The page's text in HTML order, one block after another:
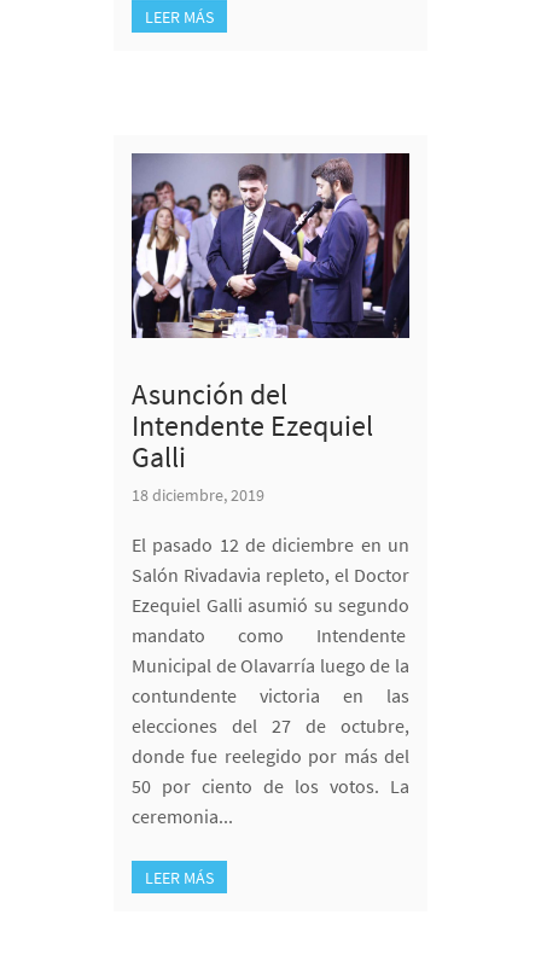
LEER MÁS
Asunción del
Intendente Ezequiel
Galli
18 diciembre, 2019
El pasado 12 de diciembre en un
Salón Rivadavia repleto, el Doctor
Ezequiel Galli asumió su segundo
mandato como Intendente
Municipal de Olavarría luego de la
contundente victoria en las
elecciones del 27 de octubre,
donde fue reelegido por más del
50 por ciento de los votos. La
ceremonia...
LEER MÁS